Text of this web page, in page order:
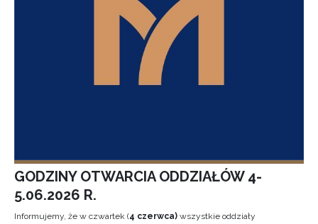
GODZINY OTWARCIA ODDZIAŁÓW 4-
5.06.2026 R.
Informujemy, że w czwartek (4 czerwca) wszystkie oddziały